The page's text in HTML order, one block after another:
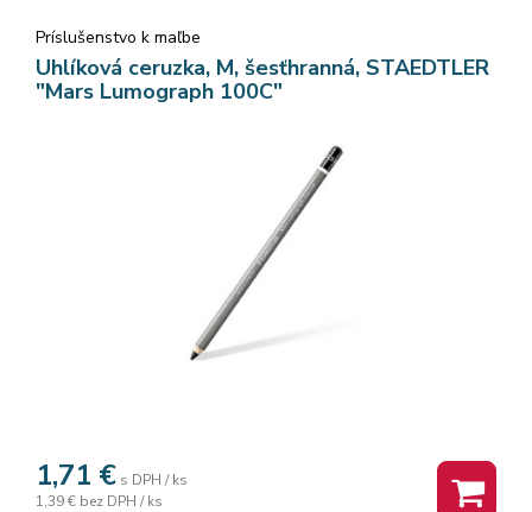
Príslušenstvo k maľbe
Uhlíková ceruzka, M, šesťhranná, STAEDTLER
"Mars Lumograph 100C"
1,71 € s DPH / ks
1,39 € bez DPH / ks